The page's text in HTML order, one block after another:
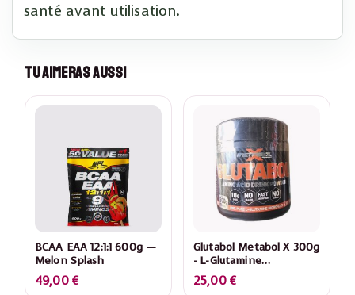
santé avant utilisation.
Tu Aimeras Aussi
BCAA EAA 12:1:1 600g —
Melon Splash
49,00 €
Glutabol Metabol X 300g
- L-Glutamine
Micronisée
25,00 €